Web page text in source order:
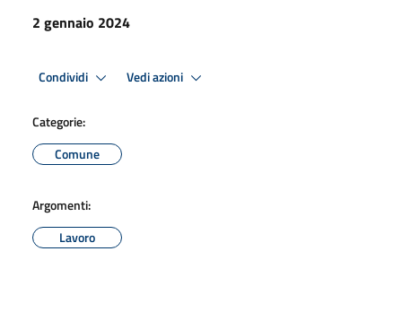
2 gennaio 2024
Condividi Vedi azioni
Categorie:
Comune
Argomenti:
Lavoro